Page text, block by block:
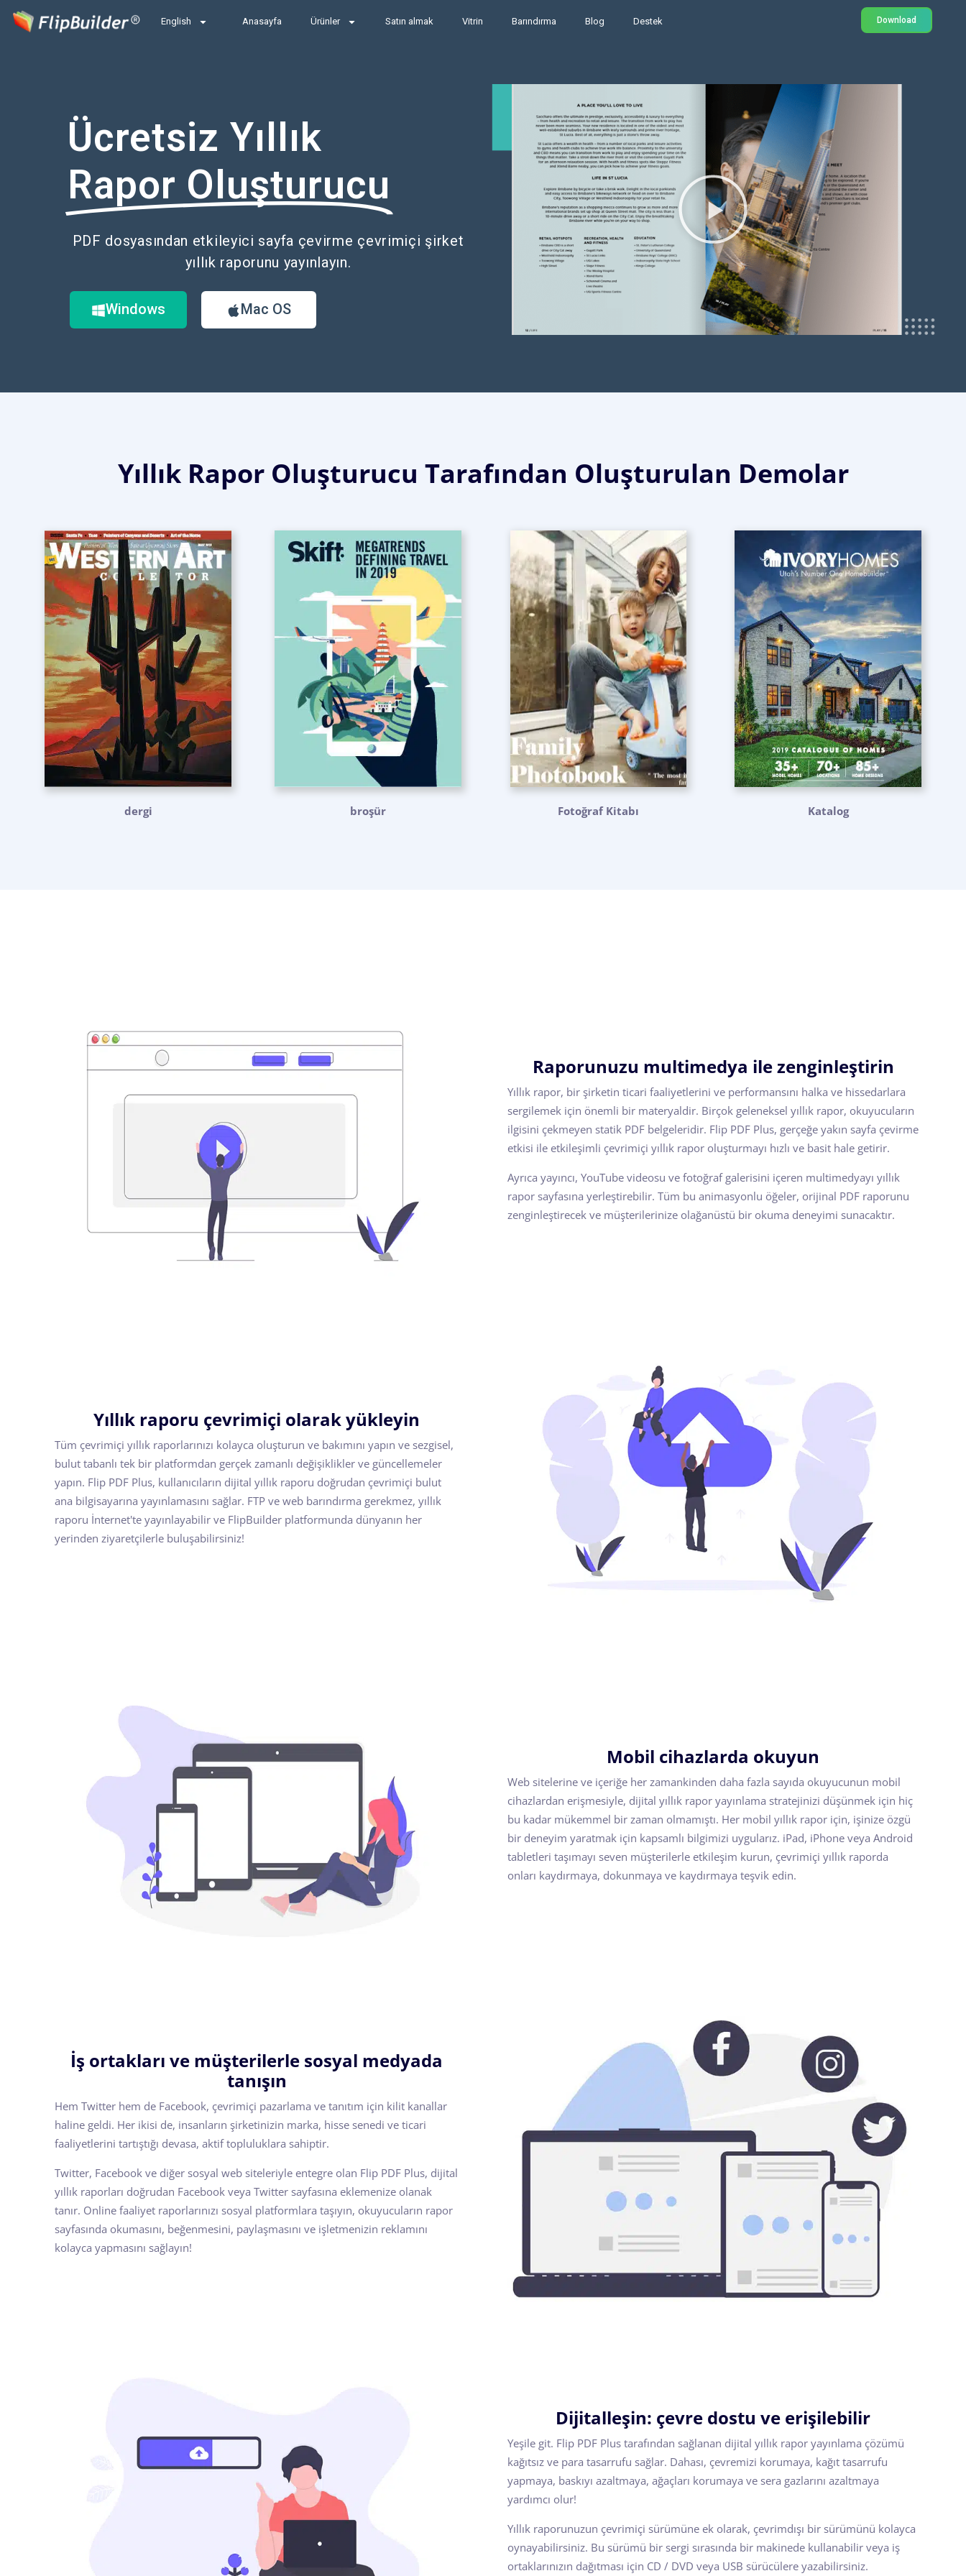
English Anasayfa Ürünler Satın almak Vitrin Barındırma Blog Destek Download
Ücretsiz Yıllık
Rapor Oluşturucu
PDF dosyasından etkileyici sayfa çevirme çevrimiçi şirket
yıllık raporunu yayınlayın.
Windows Mac OS
Yıllık Rapor Oluşturucu Tarafından Oluşturulan Demolar
dergi broşür Fotoğraf Kitabı Katalog
Raporunuzu multimedya ile zenginleştirin
Yıllık rapor, bir şirketin ticari faaliyetlerini ve performansını halka ve hissedarlara
sergilemek için önemli bir materyaldir. Birçok geleneksel yıllık rapor, okuyucuların
ilgisini çekmeyen statik PDF belgeleridir. Flip PDF Plus, gerçeğe yakın sayfa çevirme
etkisi ile etkileşimli çevrimiçi yıllık rapor oluşturmayı hızlı ve basit hale getirir.
Ayrıca yayıncı, YouTube videosu ve fotoğraf galerisini içeren multimedyayı yıllık
rapor sayfasına yerleştirebilir. Tüm bu animasyonlu öğeler, orijinal PDF raporunu
zenginleştirecek ve müşterilerinize olağanüstü bir okuma deneyimi sunacaktır.
Yıllık raporu çevrimiçi olarak yükleyin
Tüm çevrimiçi yıllık raporlarınızı kolayca oluşturun ve bakımını yapın ve sezgisel,
bulut tabanlı tek bir platformdan gerçek zamanlı değişiklikler ve güncellemeler
yapın. Flip PDF Plus, kullanıcıların dijital yıllık raporu doğrudan çevrimiçi bulut
ana bilgisayarına yayınlamasını sağlar. FTP ve web barındırma gerekmez, yıllık
raporu İnternet'te yayınlayabilir ve FlipBuilder platformunda dünyanın her
yerinden ziyaretçilerle buluşabilirsiniz!
Mobil cihazlarda okuyun
Web sitelerine ve içeriğe her zamankinden daha fazla sayıda okuyucunun mobil
cihazlardan erişmesiyle, dijital yıllık rapor yayınlama stratejinizi düşünmek için hiç
bu kadar mükemmel bir zaman olmamıştı. Her mobil yıllık rapor için, işinize özgü
bir deneyim yaratmak için kapsamlı bilgimizi uygularız. iPad, iPhone veya Android
tabletleri taşımayı seven müşterilerle etkileşim kurun, çevrimiçi yıllık raporda
onları kaydırmaya, dokunmaya ve kaydırmaya teşvik edin.
İş ortakları ve müşterilerle sosyal medyada
tanışın
Hem Twitter hem de Facebook, çevrimiçi pazarlama ve tanıtım için kilit kanallar
haline geldi. Her ikisi de, insanların şirketinizin marka, hisse senedi ve ticari
faaliyetlerini tartıştığı devasa, aktif topluluklara sahiptir.
Twitter, Facebook ve diğer sosyal web siteleriyle entegre olan Flip PDF Plus, dijital
yıllık raporları doğrudan Facebook veya Twitter sayfasına eklemenize olanak
tanır. Online faaliyet raporlarınızı sosyal platformlara taşıyın, okuyucuların rapor
sayfasında okumasını, beğenmesini, paylaşmasını ve işletmenizin reklamını
kolayca yapmasını sağlayın!
Dijitalleşin: çevre dostu ve erişilebilir
Yeşile git. Flip PDF Plus tarafından sağlanan dijital yıllık rapor yayınlama çözümü
kağıtsız ve para tasarrufu sağlar. Dahası, çevremizi korumaya, kağıt tasarrufu
yapmaya, baskıyı azaltmaya, ağaçları korumaya ve sera gazlarını azaltmaya
yardımcı olur!
Yıllık raporunuzun çevrimiçi sürümüne ek olarak, çevrimdışı bir sürümünü kolayca
oynayabilirsiniz. Bu sürümü bir sergi sırasında bir makinede kullanabilir veya iş
ortaklarınızın dağıtması için CD / DVD veya USB sürücülere yazabilirsiniz.